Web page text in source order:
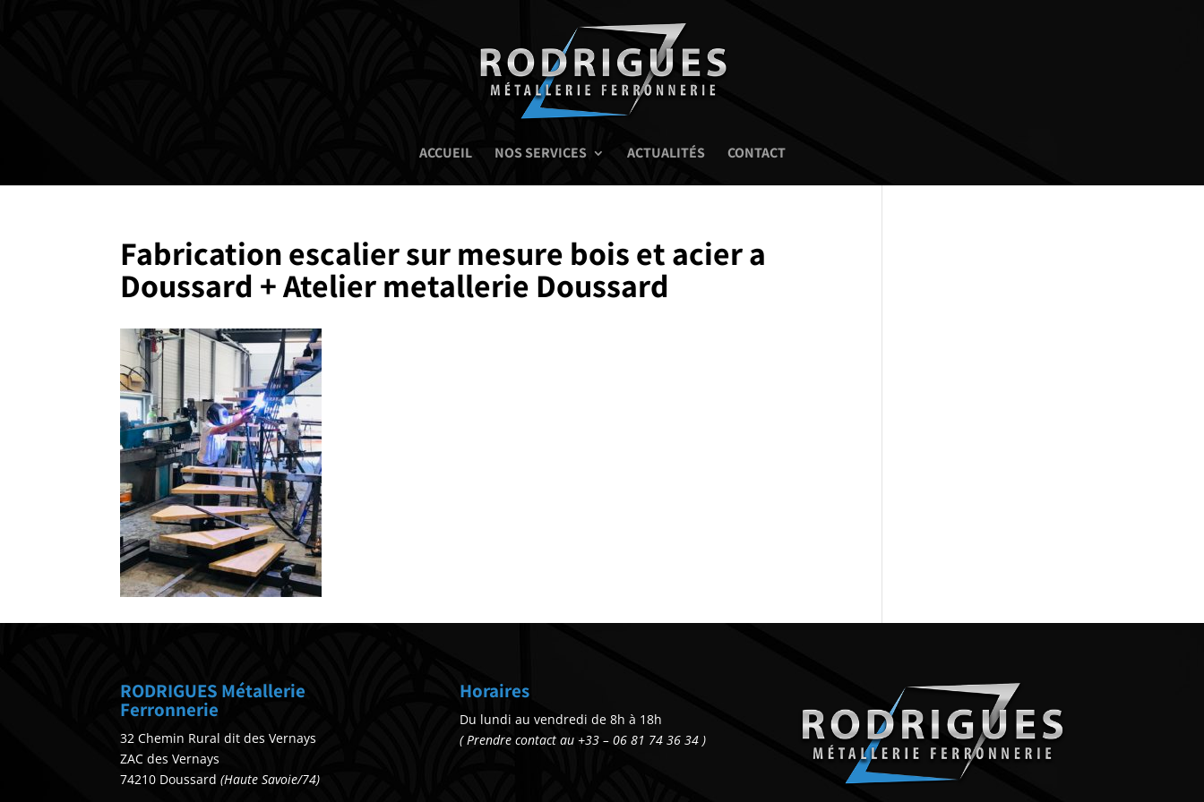
ACCUEIL NOS SERVICES ACTUALITÉS CONTACT
Fabrication escalier sur mesure bois et acier a
Doussard + Atelier metallerie Doussard
RODRIGUES Métallerie
Ferronnerie
32 Chemin Rural dit des Vernays
ZAC des Vernays
74210 Doussard(Haute Savoie/74)
Horaires
Du lundi au vendredi de 8h à 18h
( Prendre contact au +33 – 06 81 74 36 34 )